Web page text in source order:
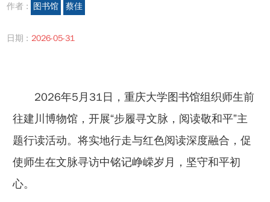
作者 : 图书馆 蔡佳
日期 : 2026-05-31
2026年5月31日，重庆大学图书馆组织师生前
往建川博物馆，开展“步履寻文脉，阅读敬和平”主
题行读活动。将实地行走与红色阅读深度融合，促
使师生在文脉寻访中铭记峥嵘岁月，坚守和平初
心。